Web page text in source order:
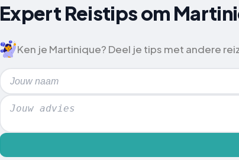
Expert Reistips om
Ken je Martinique? Deel je tips met andere